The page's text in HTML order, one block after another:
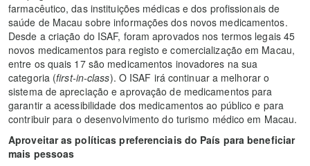
farmacêutico, das instituições médicas e dos profissionais de
saúde de Macau sobre informações dos novos medicamentos.
Desde a criação do ISAF, foram aprovados nos termos legais 45
novos medicamentos para registo e comercialização em Macau,
entre os quais 17 são medicamentos inovadores na sua
categoria (first-in-class). O ISAF irá continuar a melhorar o
sistema de apreciação e aprovação de medicamentos para
garantir a acessibilidade dos medicamentos ao público e para
contribuir para o desenvolvimento do turismo médico em Macau.
Aproveitar as políticas preferenciais do País para beneficiar
mais pessoas